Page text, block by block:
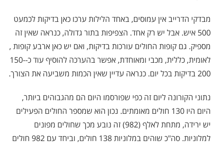
מבדקי הדרייב אין עמוסים, באחד הלילות ערכו כאן בדיקות לכמעט
500 איש. אבל יש רק אחד. הצפיפות בתור גדולה, כנראה שאין זה
מספיק. גם קופות החולים עורכות בדיקות, ואם יש כאן ארבע קופות ,
לאומית, כללית, מכבי ומאוחדת, אפשר בהערכה להוסיף עוד כ-150-
200 בדיקות בכל יום. כנראה עדיין שאין הכמות משביעה את הצורך.
נתוני הקורונה ליום זה כפי שפורסמו היום הם מהגבוהים ביותר,
היום היו 130 חולים מאומתים. נכון הוא שמספר החולים הפעילים
יש ירידה, מתחת לאלף (982) זה נובע מכך שחולים מפונים
למלוניות. סה"כ שוהים במלוניות 138 חולים, וביחד עם 982 חולים